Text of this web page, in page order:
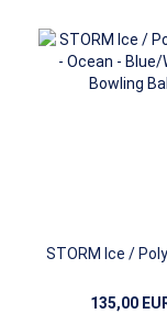
STORM Ice /
135,00